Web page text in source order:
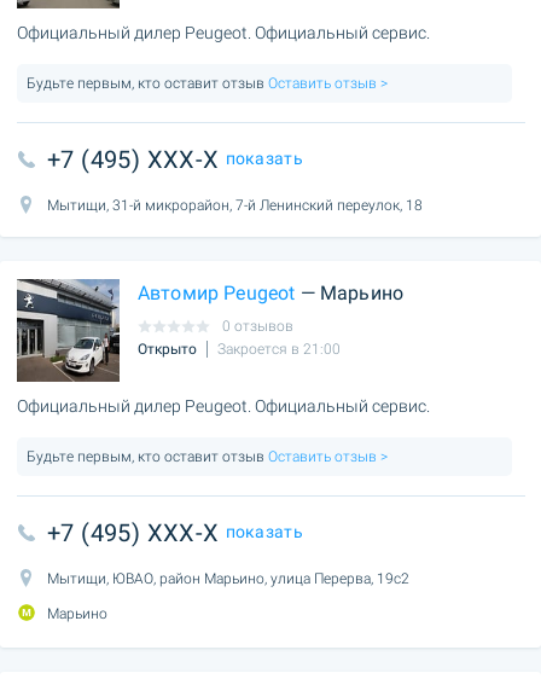
Официальный дилер Peugeot. Официальный сервис.
Будьте первым, кто оставит отзыв Оставить отзыв >
+7 (495) XXX-X показать
Мытищи, 31-й микрорайон, 7-й Ленинский переулок, 18
Автомир Peugeot — Марьино
0 отзывов
Открыто
Закроется в 21:00
Официальный дилер Peugeot. Официальный сервис.
Будьте первым, кто оставит отзыв Оставить отзыв >
+7 (495) XXX-X показать
Мытищи, ЮВАО, район Марьино, улица Перерва, 19с2
Марьино